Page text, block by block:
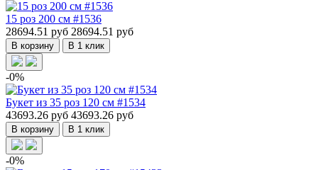
15 роз 200 см #1536
28694.51 руб 28694.51 руб
В корзину В 1 клик
-0%
Букет из 35 роз 120 см #1534
43693.26 руб 43693.26 руб
В корзину В 1 клик
-0%